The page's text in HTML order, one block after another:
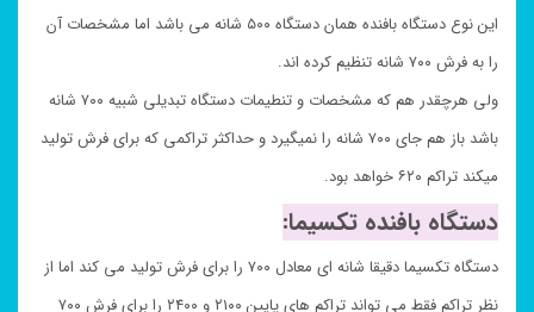
این نوع دستگاه بافنده همان دستگاه ۵۰۰ شانه می باشد اما مشخصات آن
را به فرش ۷۰۰ شانه تنظیم کرده اند.
ولی هرچقدر هم که مشخصات و تنطیمات دستگاه تبدیلی شبیه ۷۰۰ شانه
باشد باز هم جای ۷۰۰ شانه را نمیگیرد و حداکثر تراکمی که برای فرش تولید
میکند تراکم ۶۲۰ خواهد بود.
دستگاه بافنده تکسیما:
دستگاه تکسیما دقیقا شانه ای معادل ۷۰۰ را برای فرش تولید می کند اما از
نظر تراکم فقط می تواند تراکم های پایین ۲۱۰۰ و ۲۴۰۰ را برای فرش ۷۰۰